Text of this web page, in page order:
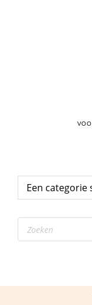
Producten
zoeken